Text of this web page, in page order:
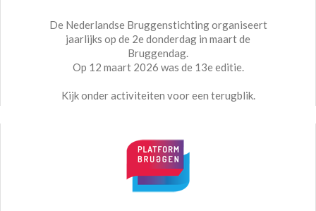
De Nederlandse Bruggenstichting organiseert
jaarlijks op de 2e donderdag in maart de
Bruggendag.
Op 12 maart 2026 was de 13e editie.
Kijk onder activiteiten voor een terugblik.